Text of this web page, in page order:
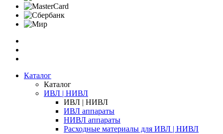
Каталог
Каталог
ИВЛ | НИВЛ
ИВЛ | НИВЛ
ИВЛ аппараты
НИВЛ аппараты
Расходные материалы для ИВЛ | НИВЛ